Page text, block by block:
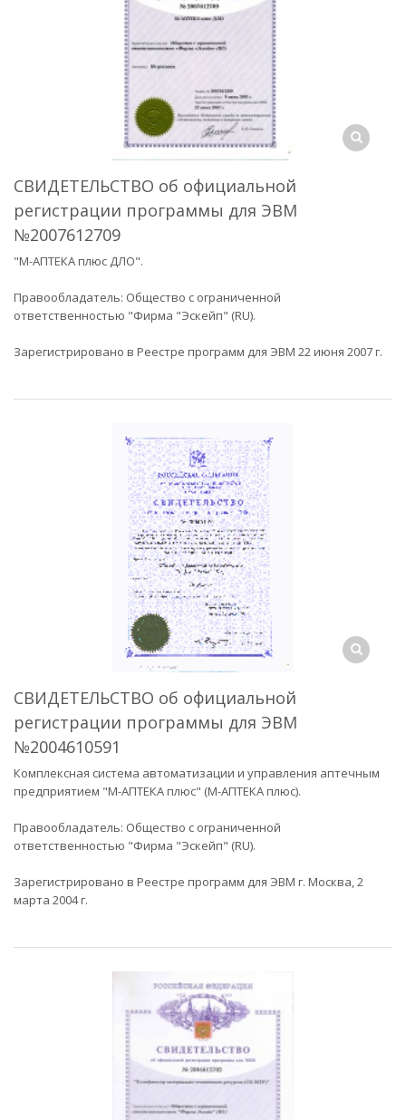
СВИДЕТЕЛЬСТВО об официальной
регистрации программы для ЭВМ
№2007612709
"М-АПТЕКА плюс ДЛО".
Правообладатель: Общество с ограниченной
ответственностью "Фирма "Эскейп" (RU).
Зарегистрировано в Реестре программ для ЭВМ 22 июня 2007 г.
СВИДЕТЕЛЬСТВО об официальной
регистрации программы для ЭВМ
№2004610591
Комплексная система автоматизации и управления аптечным
предприятием "М-АПТЕКА плюс" (М-АПТЕКА плюс).
Правообладатель: Общество с ограниченной
ответственностью "Фирма "Эскейп" (RU).
Зарегистрировано в Реестре программ для ЭВМ г. Москва, 2
марта 2004 г.